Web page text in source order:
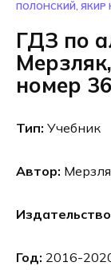
ПОЛОНСКИЙ, ЯКИР
ГДЗ по
номер
Тип: Учебник
Автор:
Год: 2016-